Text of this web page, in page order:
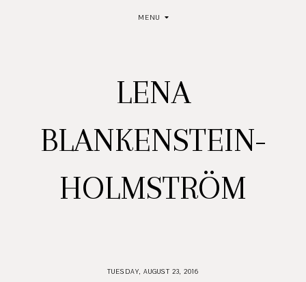
MENU
LENA
BLANKENSTEIN-
HOLMSTRÖM
TUESDAY, AUGUST 23, 2016